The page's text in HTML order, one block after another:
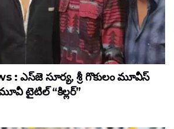
: ఎస్‌జె సూర్య, శ్రీ గొకులం మూవీస్‌
టైటిల్ “కిల్లర్”